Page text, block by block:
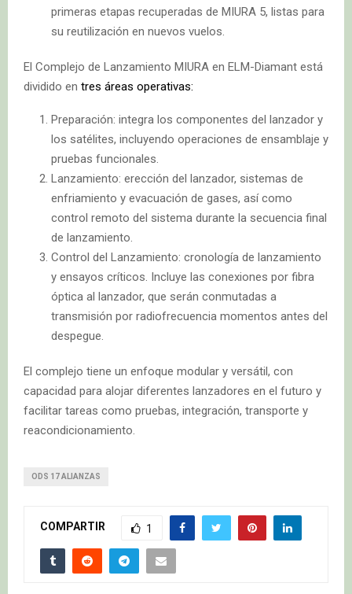
primeras etapas recuperadas de MIURA 5, listas para
su reutilización en nuevos vuelos.
El Complejo de Lanzamiento MIURA en ELM-Diamant está
dividido en tres áreas operativas:
Preparación: integra los componentes del lanzador y
los satélites, incluyendo operaciones de ensamblaje y
pruebas funcionales.
Lanzamiento: erección del lanzador, sistemas de
enfriamiento y evacuación de gases, así como
control remoto del sistema durante la secuencia final
de lanzamiento.
Control del Lanzamiento: cronología de lanzamiento
y ensayos críticos. Incluye las conexiones por fibra
óptica al lanzador, que serán conmutadas a
transmisión por radiofrecuencia momentos antes del
despegue.
El complejo tiene un enfoque modular y versátil, con
capacidad para alojar diferentes lanzadores en el futuro y
facilitar tareas como pruebas, integración, transporte y
reacondicionamiento.
ODS 17 ALIANZAS
COMPARTIR 1